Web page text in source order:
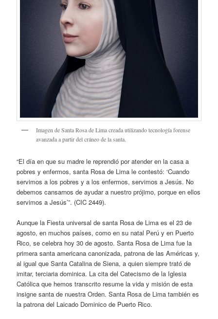
Imagen de Santa Rosa de Lima creada utilizando tecnología forense
avanzada a partir del cráneo de la santa.
“El día en que su madre le reprendió por atender en la casa a
pobres y enfermos, santa Rosa de Lima le contestó: ‘Cuando
servimos a los pobres y a los enfermos, servimos a Jesús. No
debemos cansarnos de ayudar a nuestro prójimo, porque en ellos
servimos a Jesús’”. (CIC 2449).
Aunque la Fiesta universal de santa Rosa de Lima es el 23 de
agosto, en muchos países, como en su natal Perú y en Puerto
Rico, se celebra hoy 30 de agosto. Santa Rosa de Lima fue la
primera santa americana canonizada, patrona de las Américas y,
al igual que Santa Catalina de Siena, a quien siempre trató de
imitar, terciaria dominica. La cita del Catecismo de la Iglesia
Católica que hemos transcrito resume la vida y misión de esta
insigne santa de nuestra Orden. Santa Rosa de Lima también es
la patrona del Laicado Dominico de Puerto Rico.